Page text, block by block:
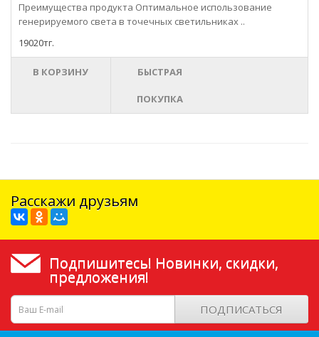
Преимущества продукта Оптимальное использование
генерируемого света в точечных светильниках ..
19020тг.
В КОРЗИНУ БЫСТРАЯ
ПОКУПКА
Расскажи друзьям
Подпишитесь! Новинки, скидки,
предложения!
ПОДПИСАТЬСЯ